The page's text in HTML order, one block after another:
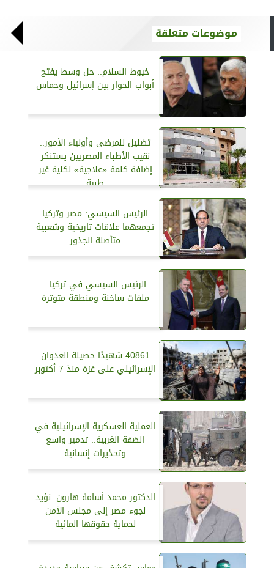
موضوعات متعلقة
خيوط السلام.. حل وسط يفتح
أبواب الحوار بين إسرائيل وحماس
تضليل للمرضى وأولياء الأمور..
نقيب الأطباء المصريين يستنكر
إضافة كلمة «علاجية» لكلية غير
طبية
الرئيس السيسي: مصر وتركيا
تجمعهما علاقات تاريخية وشعبية
متأصلة الجذور
الرئيس السيسي في تركيا..
ملفات ساخنة ومنطقة متوترة
40861 شهيدًا حصيلة العدوان
الإسرائيلي على غزة منذ 7 أكتوبر
العملية العسكرية الإسرائيلية في
الضفة الغربية.. تدمير واسع
وتحذيرات إنسانية
الدكتور محمد أسامة هارون: نؤيد
لجوء مصر إلى مجلس الأمن
لحماية حقوقها المائية